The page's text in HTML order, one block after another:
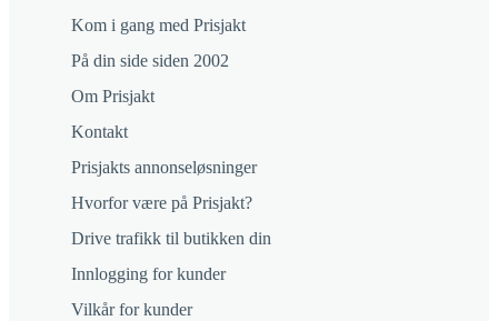
Kom i gang med Prisjakt
På din side siden 2002
Om Prisjakt
Kontakt
Prisjakts annonseløsninger
Hvorfor være på Prisjakt?
Drive trafikk til butikken din
Innlogging for kunder
Vilkår for kunder